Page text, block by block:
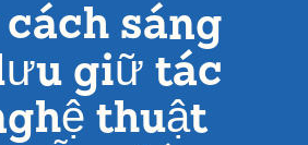
sáng
giữ tác
thuật